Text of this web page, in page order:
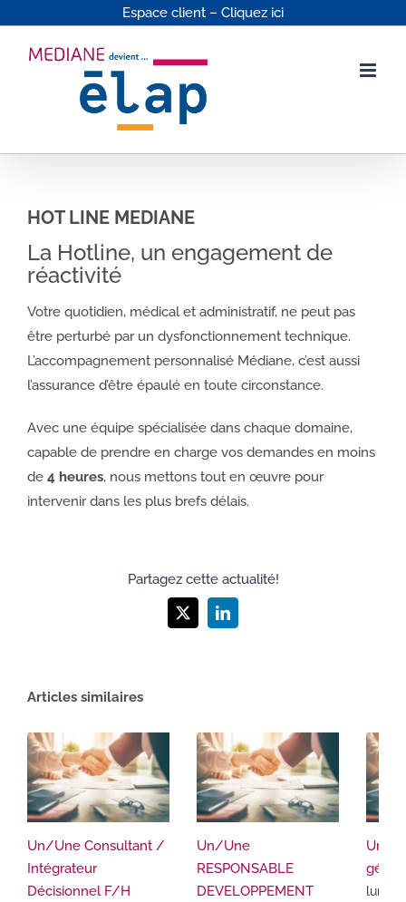
contenu
Espace client – Cliquez ici
HOT LINE MEDIANE
La Hotline, un engagement de
réactivité
Votre quotidien, médical et administratif, ne peut pas
être perturbé par un dysfonctionnement technique.
L’accompagnement personnalisé Médiane, c’est aussi
l’assurance d’être épaulé en toute circonstance.
Avec une équipe spécialisée dans chaque domaine,
capable de prendre en charge vos demandes en moins
de 4 heures, nous mettons tout en œuvre pour
intervenir dans les plus brefs délais.
Partagez cette actualité!
X LinkedIn
Articles similaires
Un/Une Consultant /
Intégrateur
Décisionnel F/H
Un/Une
RESPONSABLE
DEVELOPPEMENT
Un /
lundi,